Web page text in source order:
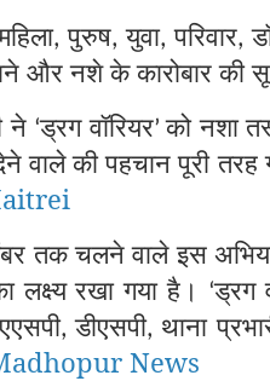
,पुरुष,युवा,परिवार,
और नशे के कारोबार की
ने ‘ड्रग वॉरियर’को नशा
वाले की पहचान पूरी तरह
तक चलने वाले इस
लक्ष्य रखा गया है।
‘ड्रग
एएसपी,डीएसपी, थाना
News